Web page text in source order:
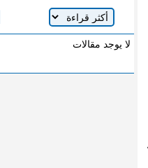
لا يوجد مقالات